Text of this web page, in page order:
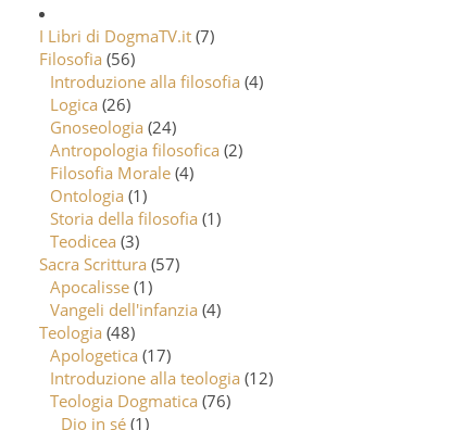
I Libri di DogmaTV.it (7)
Filosofia (56)
Introduzione alla filosofia (4)
Logica (26)
Gnoseologia (24)
Antropologia filosofica (2)
Filosofia Morale (4)
Ontologia (1)
Storia della filosofia (1)
Teodicea (3)
Sacra Scrittura (57)
Apocalisse (1)
Vangeli dell'infanzia (4)
Teologia (48)
Apologetica (17)
Introduzione alla teologia (12)
Teologia Dogmatica (76)
Dio in sé (1)